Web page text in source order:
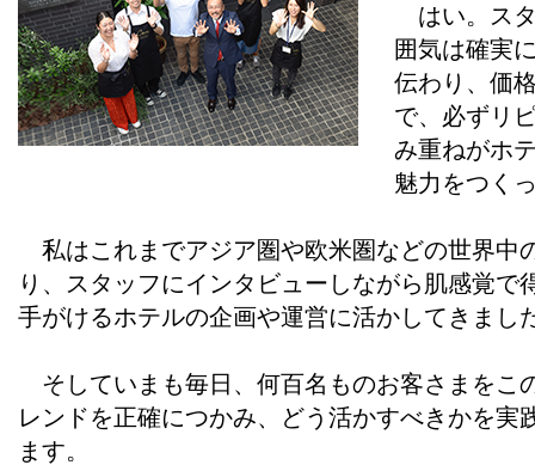
はい。ス
囲気は確実
伝わり、価
で、必ずリ
み重ねがホ
魅力をつく
私はこれまでアジア圏や欧米圏などの世界中
り、スタッフにインタビューしながら肌感覚で
手がけるホテルの企画や運営に活かしてきまし
そしていまも毎日、何百名ものお客さまをこ
レンドを正確につかみ、どう活かすべきかを実
ます。